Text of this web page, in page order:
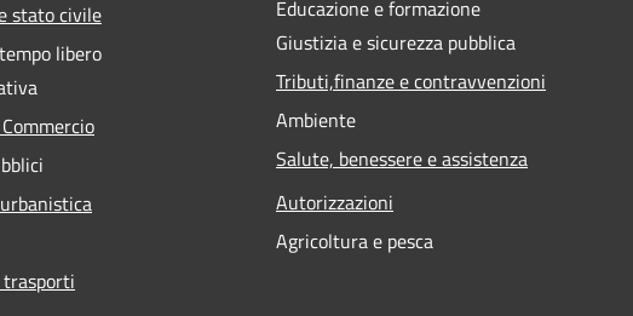
stato civile
libero
Educazione e formazione
Giustizia e sicurezza pubblica
Tributi,finanze e contravvenzioni
Ambiente
Salute, benessere e assistenza
Autorizzazioni
Agricoltura e pesca